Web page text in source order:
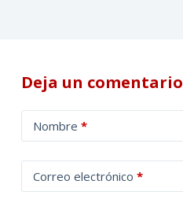
Deja un comentario
Nombre *
Correo electrónico *
l
t